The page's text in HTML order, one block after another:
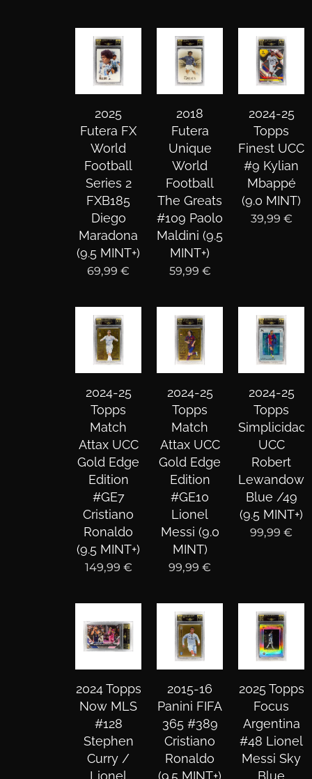
2025
Futera FX
World
Football
Series 2
FXB185
Diego
Maradona
(9.5 MINT+)
69,99 €
2018
Futera
Unique
World
Football
The Greats
#109 Paolo
Maldini (9.5
MINT+)
59,99 €
2024-25
Topps
Finest UCC
#9 Kylian
Mbappé
(9.0 MINT)
39,99 €
2024-25
Topps
Match
Attax UCC
Gold Edge
Edition
#GE7
Cristiano
Ronaldo
(9.5 MINT+)
149,99 €
2024-25
Topps
Match
Attax UCC
Gold Edge
Edition
#GE10
Lionel
Messi (9.0
MINT)
99,99 €
2024-25
Topps
Simplicidad
UCC
Robert
Blue /49
(9.5 MINT+)
99,99 €
2024 Topps
Now MLS
#128
Stephen
Curry /
2015-16
Panini FIFA
365 #389
Cristiano
Ronaldo
2025 Topps
Focus
Argentina
#48 Lionel
Messi Sky